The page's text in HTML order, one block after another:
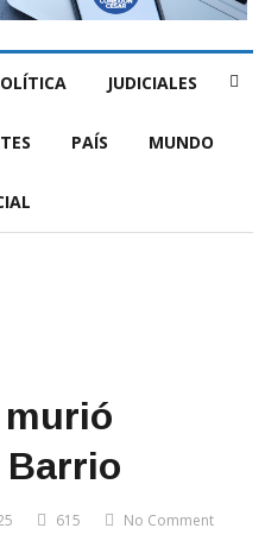
JUDICIALES
PAÍS MUNDO
Barrio
615 No Comment